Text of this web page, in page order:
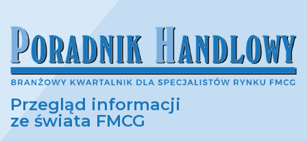
Przegląd informacji
ze świata FMCG